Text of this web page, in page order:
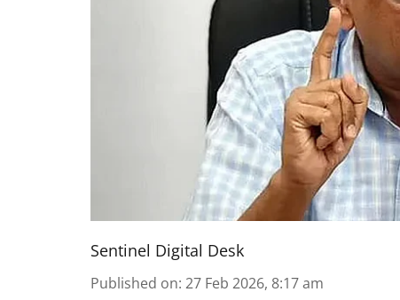
Sentinel Digital Desk
Published on: 27 Feb 2026, 8:17 am